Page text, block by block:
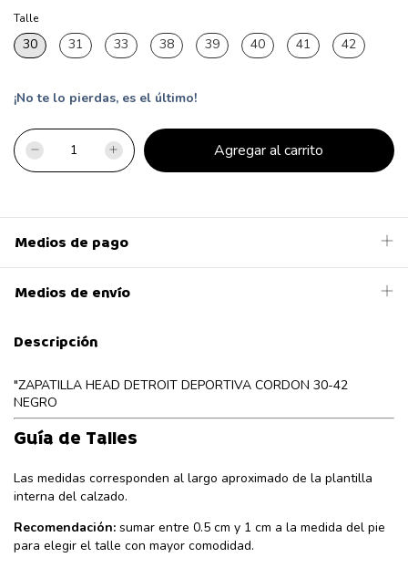
Talle
30 31 33 38 39 40 41 42
¡No te lo pierdas, es el último!
Medios de pago
Medios de envío
Descripción
"ZAPATILLA HEAD DETROIT DEPORTIVA CORDON 30-42
NEGRO
Guía de Talles
Las medidas corresponden al largo aproximado de la plantilla
interna del calzado.
Recomendación: sumar entre 0.5 cm y 1 cm a la medida del pie
para elegir el talle con mayor comodidad.